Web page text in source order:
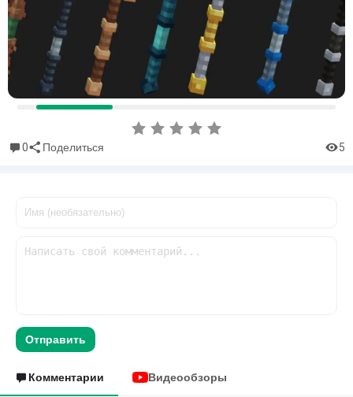
0 Поделиться 5
Отправить
Комментарии Видеообзоры